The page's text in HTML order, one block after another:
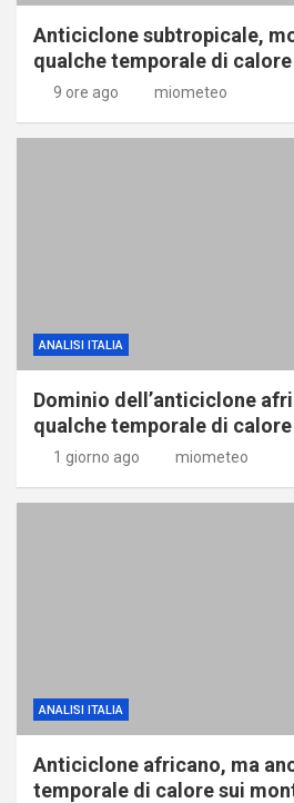
Anticiclone subtropicale,
qualche temporale di calore
9 ore ago miometeo
ANALISI ITALIA
Dominio dell’anticiclone
qualche temporale di calore
1 giorno ago miometeo
ANALISI ITALIA
Anticiclone africano, ma
temporale di calore sui